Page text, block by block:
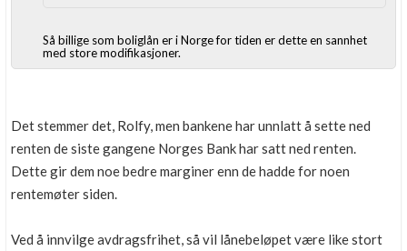
Så billige som boliglån er i Norge for tiden er dette en sannhet
med store modifikasjoner.
Det stemmer det, Rolfy, men bankene har unnlatt å sette ned
renten de siste gangene Norges Bank har satt ned renten.
Dette gir dem noe bedre marginer enn de hadde for noen
rentemøter siden.
Ved å innvilge avdragsfrihet, så vil lånebeløpet være like stort